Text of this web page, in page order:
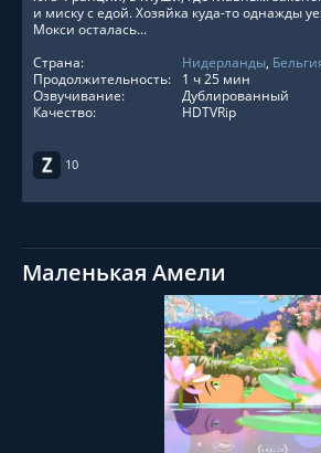
10
и миску с едой. Хозяйка куда-то однажды
Мокси осталась...
Страна:
Нидерланды,
Продолжительность:
1 ч 25 мин
Озвучивание:
Дублированный
Качество:
HDTVRip
Маленькая Амели
СМОТРЕТЬ ОНЛАЙН